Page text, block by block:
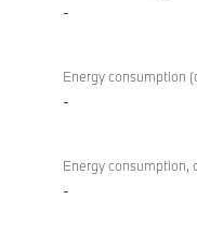
-
Energy consumption
-
Energy consumption,
-